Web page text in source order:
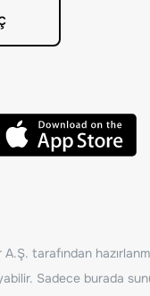
tarafından
Sadece burada